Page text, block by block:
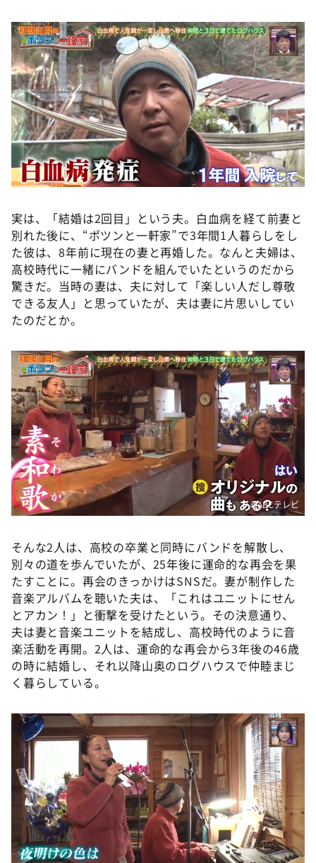
©️ABCテレビ
実は、「結婚は2回目」という夫。白血病を経て前妻と
別れた後に、“ポツンと一軒家”で3年間1人暮らしをし
た彼は、8年前に現在の妻と再婚した。なんと夫婦は、
高校時代に一緒にバンドを組んでいたというのだから
驚きだ。当時の妻は、夫に対して「楽しい人だし尊敬
できる友人」と思っていたが、夫は妻に片思いしてい
たのだとか。
©️ABCテレビ
そんな2人は、高校の卒業と同時にバンドを解散し、
別々の道を歩んでいたが、25年後に運命的な再会を果
たすことに。再会のきっかけはSNSだ。妻が制作した
音楽アルバムを聴いた夫は、「これはユニットにせん
とアカン！」と衝撃を受けたという。その決意通り、
夫は妻と音楽ユニットを結成し、高校時代のように音
楽活動を再開。2人は、運命的な再会から3年後の46歳
の時に結婚し、それ以降山奥のログハウスで仲睦まじ
く暮らしている。